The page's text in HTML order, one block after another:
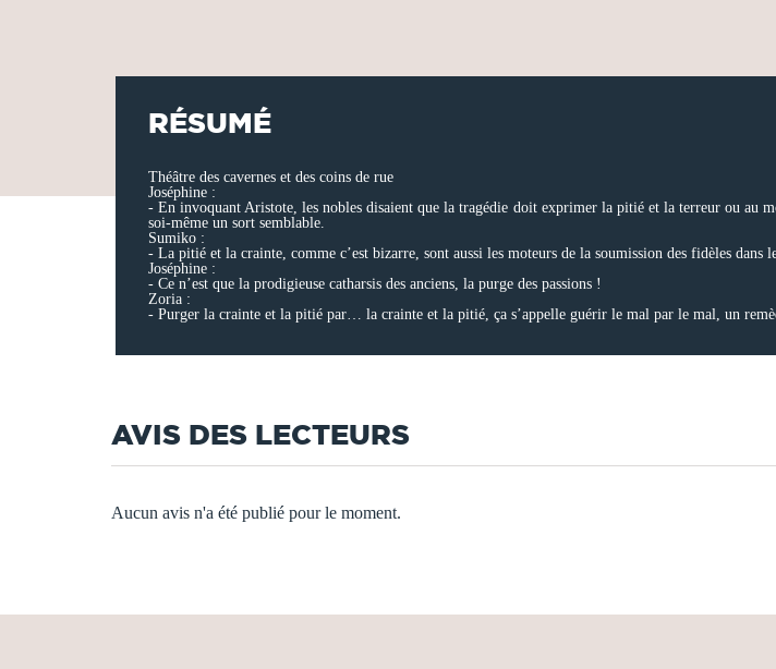
RÉSUMÉ
Théâtre des cavernes et des coins de rue
Joséphine :
- En invoquant Aristote, les nobles disaient que la tragédie doit exprimer la pitié et la terreur ou au
soi-même un sort semblable.
Sumiko :
- La pitié et la crainte, comme c’est bizarre, sont aussi les moteurs de la soumission des fidèles dans
Joséphine :
- Ce n’est que la prodigieuse catharsis des anciens, la purge des passions !
Zoria :
- Purger la crainte et la pitié par… la crainte et la pitié, ça s’appelle guérir le mal par le mal, un
AVIS DES LECTEURS
Aucun avis n'a été publié pour le moment.